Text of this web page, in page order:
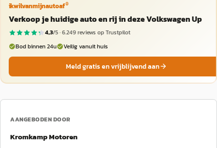
ikwilvanmijnautoaf®
Verkoop je huidige auto en rij in deze Volkswagen Up
4,3/5 ·6.249reviews op Trustpilot
Bod binnen 24u
Veilig vanuit huis
Meld gratis en vrijblijvend aan
AANGEBODEN DOOR
Kromkamp Motoren